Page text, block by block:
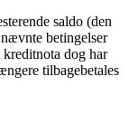
saldo (den
betingelser
dog har
tilbagebetales